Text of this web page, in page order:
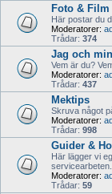
Foto & Film
Här postar du
Moderatorer:
Trådar: 374
Jag och
Vem är du?
Moderatorer:
Trådar: 437
Mektips
Skruva något
Moderatorer:
Trådar: 998
Guider &
Här lägger vi
servicearbeten.
Moderatorer:
Trådar: 59